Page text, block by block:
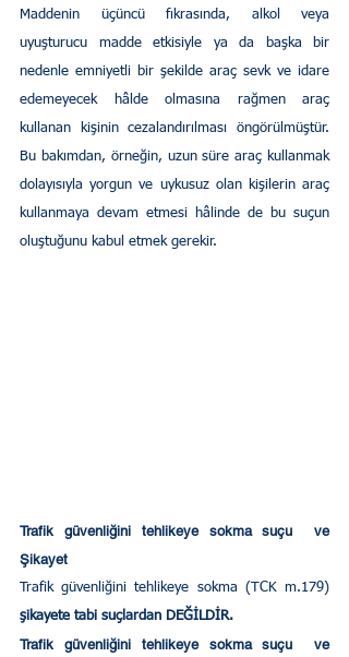
Maddenin üçüncü fıkrasında, alkol veya
uyuşturucu madde etkisiyle ya da başka bir
nedenle emniyetli bir şekilde araç sevk ve idare
edemeyecek hâlde olmasına rağmen araç
kullanan kişinin cezalandırılması öngörülmüştür.
Bu bakımdan, örneğin, uzun süre araç kullanmak
dolayısıyla yorgun ve uykusuz olan kişilerin araç
kullanmaya devam etmesi hâlinde de bu suçun
oluştuğunu kabul etmek gerekir.
Trafik güvenliğini tehlikeye sokma suçu  ve
Şikayet
şikayete tabi suçlardan DEĞİLDİR.
Trafik güvenliğini tehlikeye sokma suçu  ve